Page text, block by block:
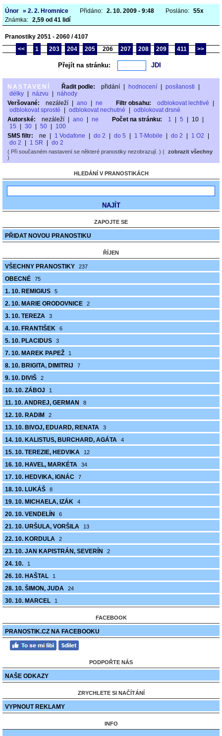
Únor » 2. 2. Hromnice Přidáno: 2. 10. 2009 - 9:48 Posláno: 55x
Známka: 2,59 od 41 lidí
Pranostiky 2051 - 2060 / 4107
<<
1 203 204 205 206 207 208 209 411 >>
Přejít na stránku:
NASTAVENÍ Řadit podle: přidání hodnocení posílanosti
délky
názvu
náhody
Veršované:
nezáleží ano ne Filtr obsahu: odblokovat lechtivé
odblokovat sprosté
odblokovat nechutné
odblokovat drsné
Autorské:
nezáleží ano ne Počet na stránku: 1 5 10
15
30 50
100
SMS filtr:
ne 1 Vodafone do 2 do 5 1 T-Mobile do 2 1 O2
do 2
1 SR do 2
( Při současném nastavení se některé pranostiky nezobrazují. ) ( zobrazit všechny
)
HLEDÁNÍ V PRANOSTIKÁCH
ZAPOJTE SE
PŘIDAT NOVOU PRANOSTIKU
ŘÍJEN
VŠECHNY PRANOSTIKY 237
OBECNÉ 75
1. 10. REMIGIUS 5
2. 10. MARIE ORODOVNICE 2
3. 10. TEREZA 3
4. 10. FRANTIŠEK 6
5. 10. PLACIDUS 3
7. 10. MAREK PAPEŽ 1
8. 10. BRIGITA, DIMITRIJ 7
9. 10. DIVIŠ 2
10. 10. ZÁBOJ 1
11. 10. ANDREJ, GERMAN 8
12. 10. RADIM 2
13. 10. BIVOJ, EDUARD, RENATA 3
14. 10. KALISTUS, BURCHARD, AGÁTA 4
15. 10. TEREZIE, HEDVIKA 12
16. 10. HAVEL, MARKÉTA 34
17. 10. HEDVIKA, IGNÁC 7
18. 10. LUKÁŠ 8
19. 10. MICHAELA, IZÁK 4
20. 10. VENDELÍN 6
21. 10. URŠULA, VORŠILA 13
22. 10. KORDULA 2
23. 10. JAN KAPISTRÁN, SEVERÍN 2
24. 10. 1
26. 10. HAŠTAL 1
28. 10. ŠIMON, JUDA 24
30. 10. MARCEL 1
FACEBOOK
PRANOSTIK.CZ NA FACEBOOKU
PODPOŘTE NÁS
NAŠE ODKAZY
ZRYCHLETE SI NAČÍTÁNÍ
VYPNOUT REKLAMY
INFO